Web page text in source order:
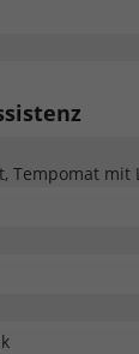
Tempomat